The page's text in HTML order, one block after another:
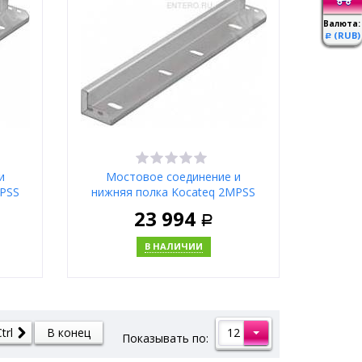
Валюта:
Р (RUB)
Мостовое соединение и
нижняя полка Kocateq 2MPSS
Москва
23 994 Р
В НАЛИЧИИ
Купить в 1 клик
Показывать по: 12
В конец